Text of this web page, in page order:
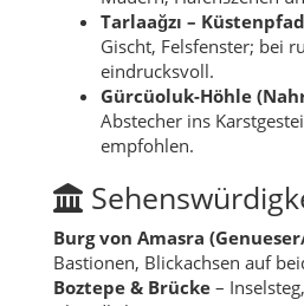
Tarlaağzı –
Gischt, Felsfenster; bei
eindrucksvoll.
Gürcüoluk-Höhle
Abstecher ins
empfohlen.
Burg von Amasra
Bastionen, Blickachsen auf
Boztepe & Brücke –